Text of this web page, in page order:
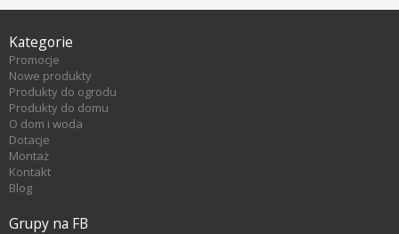
Kategorie
Promocje
Nowe produkty
Produkty do ogrodu
Produkty do domu
O dom i woda
Dotacje
Montaż
Kontakt
Blog
Grupy na FB